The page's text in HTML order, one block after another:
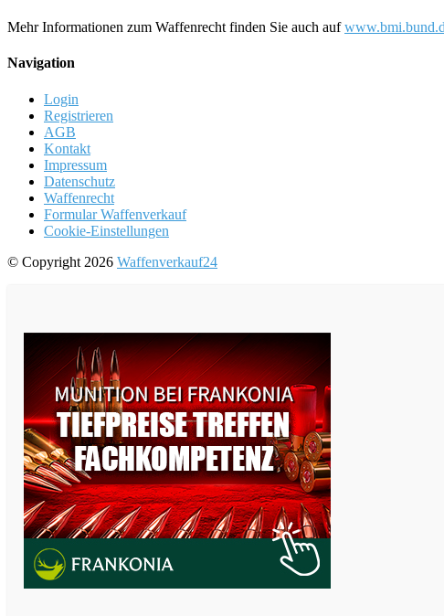
Mehr Informationen zum Waffenrecht finden Sie auch auf
Navigation
Login
Registrieren
AGB
Kontakt
Impressum
Datenschutz
Waffenrecht
Formular Waffenverkauf
Cookie-Einstellungen
© Copyright 2026 Waffenverkauf24